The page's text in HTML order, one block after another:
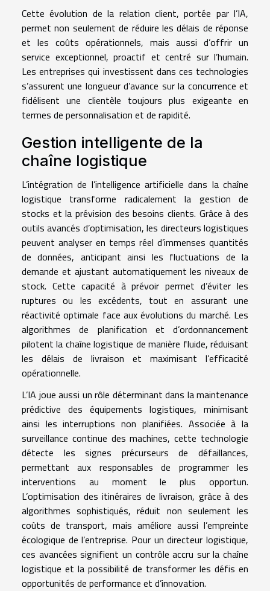
Cette évolution de la relation client, portée par l’IA,
permet non seulement de réduire les délais de réponse
et les coûts opérationnels, mais aussi d’offrir un
service exceptionnel, proactif et centré sur l’humain.
Les entreprises qui investissent dans ces technologies
s’assurent une longueur d’avance sur la concurrence et
fidélisent une clientèle toujours plus exigeante en
termes de personnalisation et de rapidité.
Gestion intelligente de la
chaîne logistique
L’intégration de l’intelligence artificielle dans la chaîne
logistique transforme radicalement la gestion de
stocks et la prévision des besoins clients. Grâce à des
outils avancés d’optimisation, les directeurs logistiques
peuvent analyser en temps réel d’immenses quantités
de données, anticipant ainsi les fluctuations de la
demande et ajustant automatiquement les niveaux de
stock. Cette capacité à prévoir permet d’éviter les
ruptures ou les excédents, tout en assurant une
réactivité optimale face aux évolutions du marché. Les
algorithmes de planification et d’ordonnancement
pilotent la chaîne logistique de manière fluide, réduisant
les délais de livraison et maximisant l’efficacité
opérationnelle.
L’IA joue aussi un rôle déterminant dans la maintenance
prédictive des équipements logistiques, minimisant
ainsi les interruptions non planifiées. Associée à la
surveillance continue des machines, cette technologie
détecte les signes précurseurs de défaillances,
permettant aux responsables de programmer les
interventions au moment le plus opportun.
L’optimisation des itinéraires de livraison, grâce à des
algorithmes sophistiqués, réduit non seulement les
coûts de transport, mais améliore aussi l’empreinte
écologique de l’entreprise. Pour un directeur logistique,
ces avancées signifient un contrôle accru sur la chaîne
logistique et la possibilité de transformer les défis en
opportunités de performance et d’innovation.